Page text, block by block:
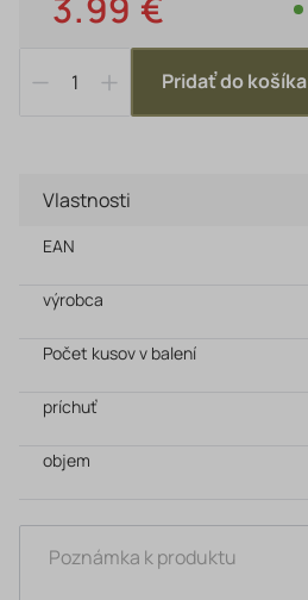
Pridať do košíka
Vlastnosti
EAN
výrobca
Počet kusov v balení
príchuť
objem